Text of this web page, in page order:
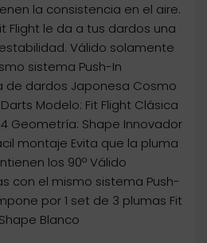
la consistencia en el aire.
Flight le da a tus dardos una
Válido solamente
sistema Push-In
de dardos Japonesa Cosmo
Modelo: Fit Flight Clásica
Geometría: Shape Innovador
montaje Evita que la pluma
los 90º Válido
con el mismo sistema Push-
por 1 set de 3 plumas Fit
Blanco